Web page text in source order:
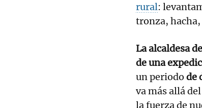
rural:
tronza,
La alcaldesa
de una
un periodo de
va más allá
la fuerza de